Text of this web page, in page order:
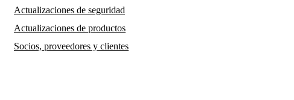
Actualizaciones de seguridad
Actualizaciones de productos
Socios, proveedores y clientes